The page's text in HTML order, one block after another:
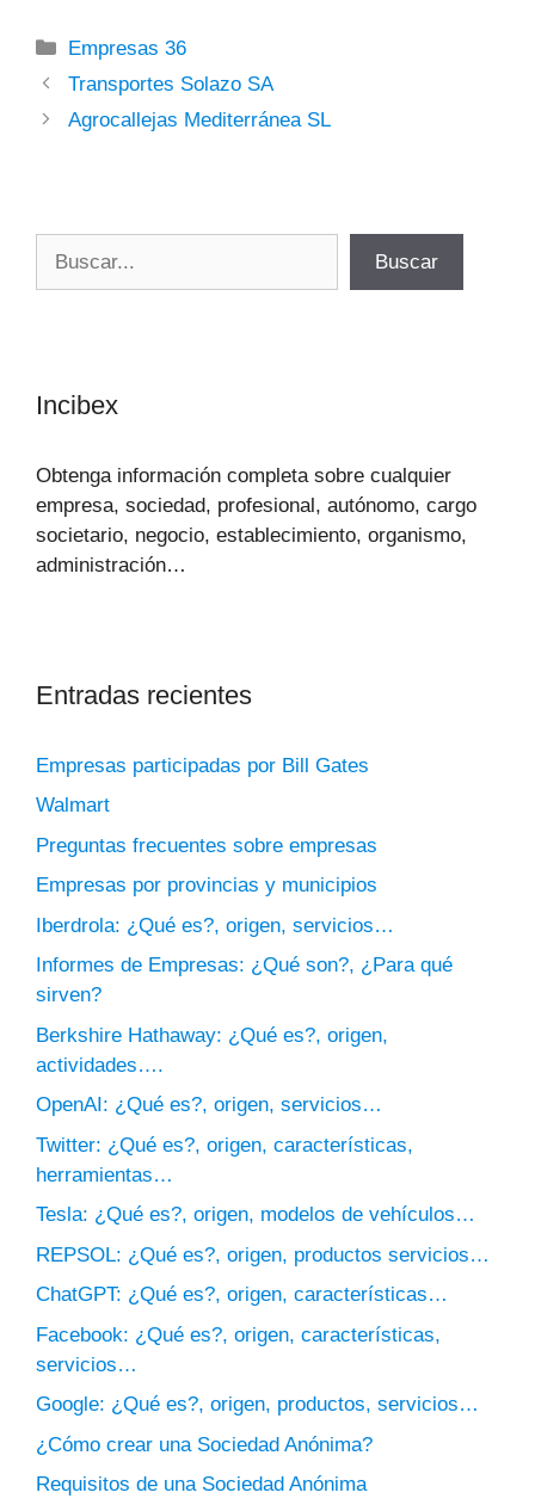
Categorías
Empresas 36
Transportes Solazo SA
Agrocallejas Mediterránea SL
Buscar
Incibex
Obtenga información completa sobre cualquier
empresa, sociedad, profesional, autónomo, cargo
societario, negocio, establecimiento, organismo,
administración…
Entradas recientes
Empresas participadas por Bill Gates
Walmart
Preguntas frecuentes sobre empresas
Empresas por provincias y municipios
Iberdrola: ¿Qué es?, origen, servicios…
Informes de Empresas: ¿Qué son?, ¿Para qué
sirven?
Berkshire Hathaway: ¿Qué es?, origen,
actividades….
OpenAI: ¿Qué es?, origen, servicios…
Twitter: ¿Qué es?, origen, características,
herramientas…
Tesla: ¿Qué es?, origen, modelos de vehículos…
REPSOL: ¿Qué es?, origen, productos servicios…
ChatGPT: ¿Qué es?, origen, características…
Facebook: ¿Qué es?, origen, características,
servicios…
Google: ¿Qué es?, origen, productos, servicios…
¿Cómo crear una Sociedad Anónima?
Requisitos de una Sociedad Anónima